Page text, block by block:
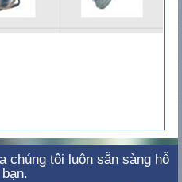
chúng tôi luôn sẵn sàng hỗ